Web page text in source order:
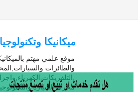
ميكانيكا وتكنولوجيا
موقع علمي مهتم
والطائرات
محرك السيارة